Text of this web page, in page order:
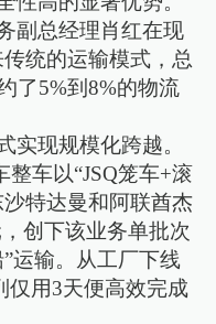
副总经理肖红在现
统的运输模式，总
了5%到8%的物流
实现规模化跨越。
整车以“JSQ笼车+滚
特达曼和阿联酋杰
创下该业务单批次
运输。从工厂下线
仅用3天便高效完成